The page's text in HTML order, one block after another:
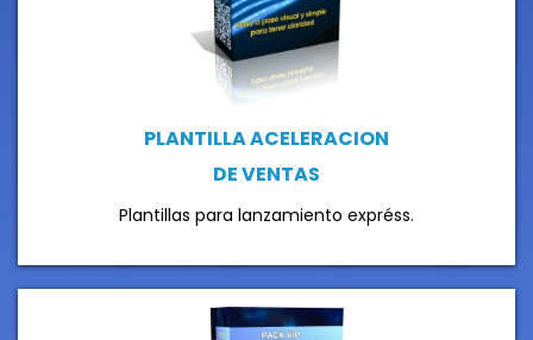
PLANTILLA ACELERACION
DE VENTAS
Plantillas para lanzamiento expréss.